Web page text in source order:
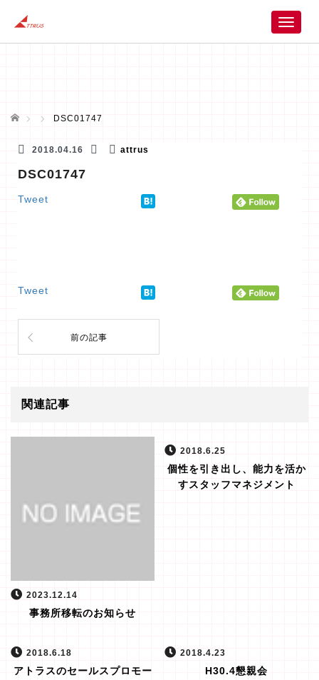
T
ホーム DSC01747
2018.04.16 attrus
DSC01747
Tweet
Tweet
前の記事
関連記事
2023.12.14
事務所移転のお知らせ
2018.6.25
個性を引き出し、能力を活か
すスタッフマネジメント
2018.6.18
アトラスのセールスプロモー
2018.4.23
H30.4懇親会